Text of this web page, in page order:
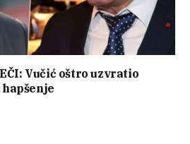
Vučić oštro uzvratio